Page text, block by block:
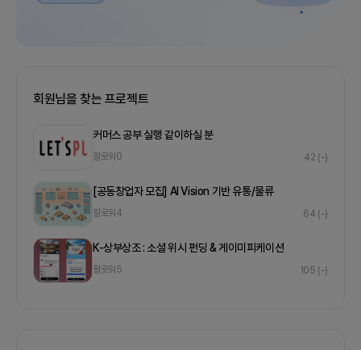
회원님을 찾는 프로젝트
커머스 공부 실행 같이하실 분
팔로워 0 42 (-)
[공동창업자 모집] AI Vision 기반 유통/물류
팔로워 4 64 (-)
K-상부상조 : 소셜 위시 펀딩 & 게이미피케이션
팔로워 5 105 (-)